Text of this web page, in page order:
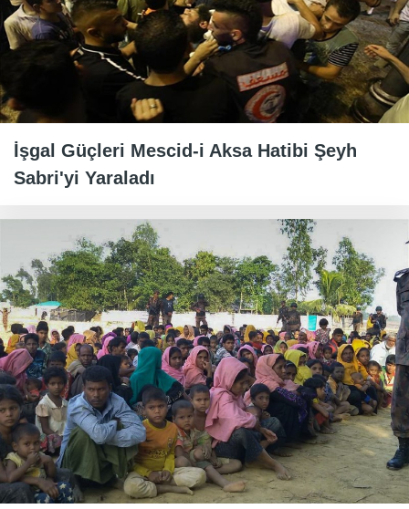
İşgal Güçleri Mescid-i Aksa Hatibi Şeyh
Sabri'yi Yaraladı